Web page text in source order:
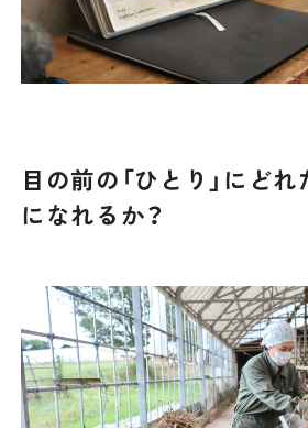
目の前の「ひとり」にど
になれるか？